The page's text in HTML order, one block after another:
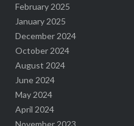
February 2025
January 2025
December 2024
October 2024
August 2024
June 2024
May 2024
April 2024
November 2023